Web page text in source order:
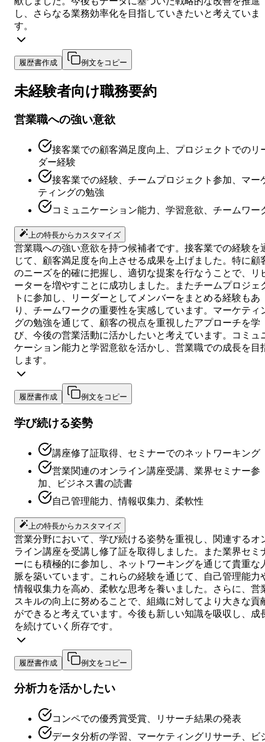
し、さらなる業務効率化を目指していきたいと考えていま
す。
履歴書作成 例文をコピー
未経験者向け職務要約
営業職への強い意欲
接客業での顧客満足度向上、プロジェクトでのリ
ダー経験
接客業での経験、チームプロジェクト参加、マー
ティングの勉強
コミュニケーション能力、学習意欲、チームワー
上の特長からカスタマイズ
営業職への強い意欲を持つ候補者です。接客業での経験を
じて、顧客満足度を向上させる成果を上げました。特に顧
のニーズを的確に把握し、適切な提案を行なうことで、リ
ーターを増やすことに成功しました。またチームプロジェ
トに参加し、リーダーとしてメンバーをまとめる経験もあ
り、チームワークの重要性を実感しています。マーケティ
グの勉強を通じて、顧客の視点を重視したアプローチを学
び、今後の営業活動に活かしたいと考えています。コミュ
ケーション能力と学習意欲を活かし、営業職での成長を目
します。
履歴書作成 例文をコピー
学び続ける姿勢
講座修了証取得、セミナーでのネットワーキング
営業関連のオンライン講座受講、業界セミナー参
加、ビジネス書の読書
自己管理能力、情報収集力、柔軟性
上の特長からカスタマイズ
営業分野において、学び続ける姿勢を重視し、関連するオ
ライン講座を受講し修了証を取得しました。また業界セミ
ーにも積極的に参加し、ネットワーキングを通じて貴重な
脈を築いています。これらの経験を通じて、自己管理能力
情報収集力を高め、柔軟な思考を養いました。さらに、営
スキルの向上に努めることで、組織に対してより大きな貢
ができると考えています。今後も新しい知識を吸収し、成
を続けていく所存です。
履歴書作成 例文をコピー
分析力を活かしたい
コンペでの優秀賞受賞、リサーチ結果の発表
データ分析の学習、マーケティングリサーチ、ビ